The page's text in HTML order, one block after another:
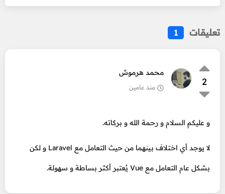
تعليقات 1
2
محمد هرموش
منذ عامين
و عليكم السلام و رحمة الله و بركاته.
لا يوجد أي اختلاف بينهما من حيث التعامل مع Laravel و لكن
بشكل عام التعامل مع Vue يُعتبر أكثر بساطة و سهولة.